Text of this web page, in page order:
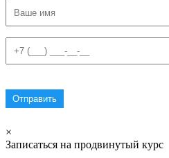
×
Записаться на продвинутый курс